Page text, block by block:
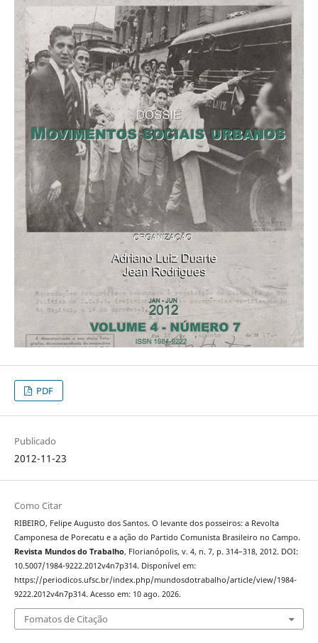
PDF
Publicado
2012-11-23
Como Citar
RIBEIRO, Felipe Augusto dos Santos. O levante dos posseiros: a Revolta
Camponesa de Porecatu e a ação do Partido Comunista Brasileiro no Campo.
Revista Mundos do Trabalho, Florianópolis, v. 4, n. 7, p. 314–318, 2012. DOI:
10.5007/1984-9222.2012v4n7p314. Disponível em:
https://periodicos.ufsc.br/index.php/mundosdotrabalho/article/view/1984-
9222.2012v4n7p314. Acesso em: 10 ago. 2026.
Fomatos de Citação